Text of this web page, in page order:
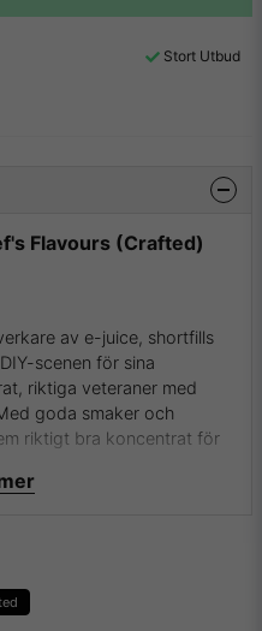
Stort Utbud
Flavours (Crafted)
av e-juice, shortfills
scenen för sina
riktiga veteraner med
goda smaker och
riktigt bra koncentrat för
deras aromer samt
hemsida